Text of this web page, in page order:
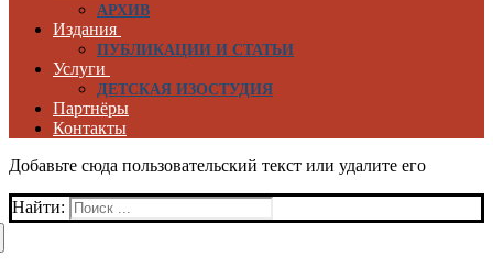
АРХИВ
Издания
ПУБЛИКАЦИИ И СТАТЬИ
Услуги
ДЕТСКАЯ ИЗОСТУДИЯ
Партнёры
Контакты
Добавьте сюда пользовательский текст или удалите его
Найти: